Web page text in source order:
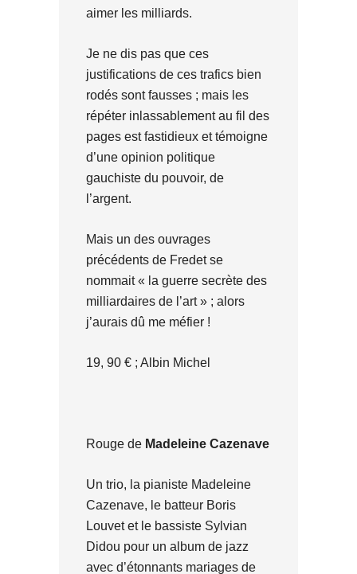
aimer les milliards.
Je ne dis pas que ces
justifications de ces trafics bien
rodés sont fausses ; mais les
répéter inlassablement au fil des
pages est fastidieux et témoigne
d’une opinion politique
gauchiste du pouvoir, de
l’argent.
Mais un des ouvrages
précédents de Fredet se
nommait « la guerre secrète des
milliardaires de l’art » ; alors
j’aurais dû me méfier !
19, 90 € ; Albin Michel
Rouge de Madeleine Cazenave
Un trio, la pianiste Madeleine
Cazenave, le batteur Boris
Louvet et le bassiste Sylvian
Didou pour un album de jazz
avec d’étonnants mariages de